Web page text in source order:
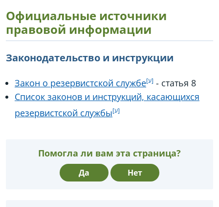
Официальные источники
правовой информации
Законодательство и инструкции
Закон о резервистской службе
- статья 8
Список законов и инструкций, касающихся
резервистской службы
Помогла ли вам эта страница?
Да Нет